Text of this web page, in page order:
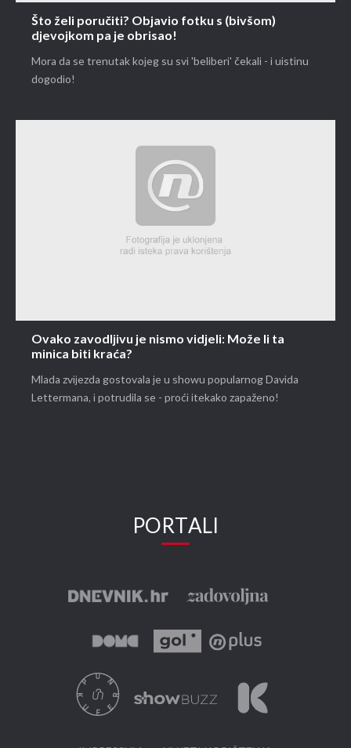
Što želi poručiti? Objavio fotku s (bivšom)
djevojkom pa je obrisao!
Mora da se trenutak kojeg su svi 'beliberi' čekali - i uistinu
dogodio!
Ovako zavodljivu je nismo vidjeli: Može li ta
minica biti kraća?
Mlada zvijezda gostovala je u showu popularnog Davida
Lettermana, i potrudila se - proći itekako zapaženo!
PORTALI